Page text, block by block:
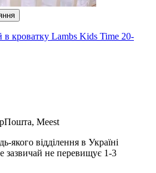
кроватку Lambs Kids Time 20-
Meest
якого відділення в Україні
зазвичай не перевищує 1-3